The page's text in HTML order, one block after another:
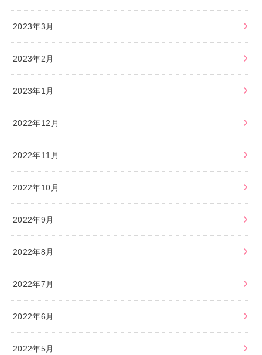
2023年3月
2023年2月
2023年1月
2022年12月
2022年11月
2022年10月
2022年9月
2022年8月
2022年7月
2022年6月
2022年5月